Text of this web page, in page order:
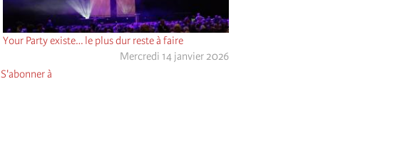
Your Party existe… le plus dur reste à faire
Mercredi 14 janvier 2026
S'abonner à